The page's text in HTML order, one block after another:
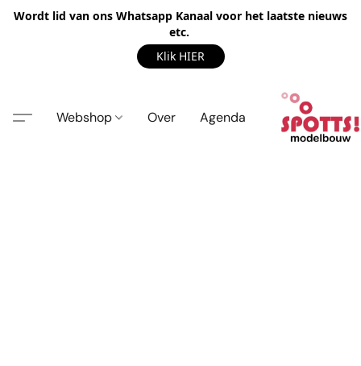
Wordt lid van ons Whatsapp Kanaal voor het laatste nieuws
etc.
Klik HIER
Webshop Over Agenda